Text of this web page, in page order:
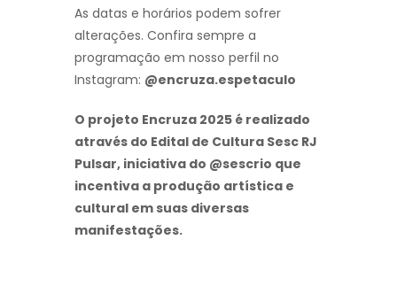
As datas e horários podem sofrer
alterações. Confira sempre a
programação em nosso perfil no
Instagram: @encruza.espetaculo
O projeto Encruza 2025 é realizado
através do Edital de Cultura Sesc RJ
Pulsar, iniciativa do @sescrio que
incentiva a produção artística e
cultural em suas diversas
manifestações.